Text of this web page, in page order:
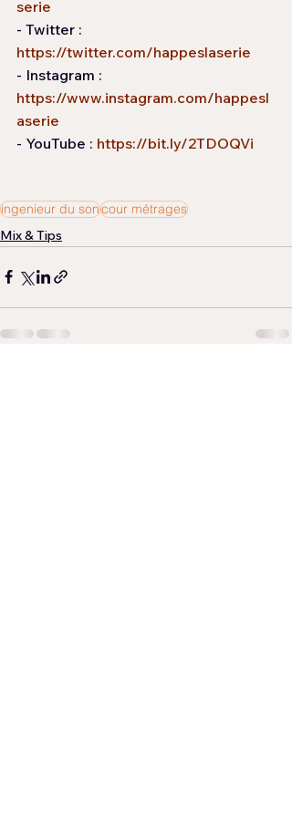
serie
- Twitter :
https://twitter.com/happeslaserie
- Instagram :
https://www.instagram.com/happesl
aserie
- YouTube : https://bit.ly/2TDOQVi
ingenieur du soncour métrages
Mix & Tips